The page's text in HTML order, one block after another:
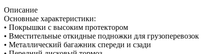
Описание
Основные характеристики:
• Покрышки с высоким протектором
• Вместительные откидные подножки для грузоперевозок
• Металлический багажник спереди и сзади